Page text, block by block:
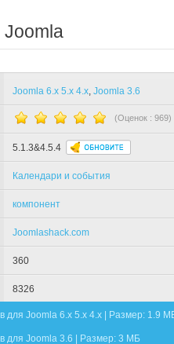
Joomla
Joomla 6.x 5.x 4.x, Joomla 3.6
(Оценок : 969)
5.1.3&4.5.4
Календари и события
компонент
Joomlashack.com
360
8326
для Joomla 6.x 5.x 4.x | Размер: 1.9
для Joomla 3.6 | Размер: 3 МБ